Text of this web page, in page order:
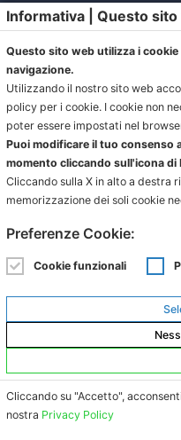
Via Paganino
P.IVA
ORARI
Lunedì dalle 9:00 alle
Martedì
Mercoledì
Giovedì dalle 9:00
Informativa | Questo
Questo sito web utilizza i
navigazione.
Utilizzando il nostro sito web
policy per i cookie. I cookie non
poter essere impostati nel
Puoi modificare il tuo consenso
momento cliccando sull'icona di
Cliccando sulla X in alto a destra
memorizzazione dei soli cookie
Preferenze Cookie:
Cookie funzionali
Cliccando su "Accetto",
nostra Privacy Policy